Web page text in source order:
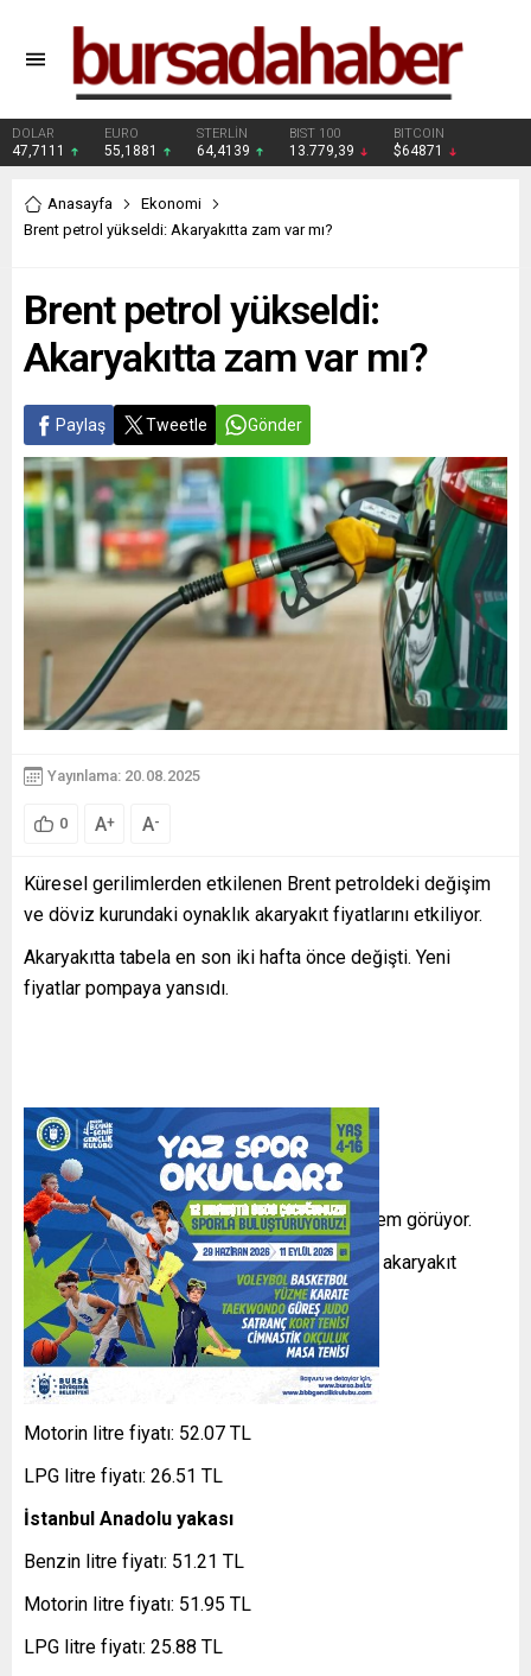
DOLAR
47,7111
EURO
55,1881
STERLİN
64,4139
BIST 100
13.779,39
BITCOIN
$64871
Anasayfa
Ekonomi
Brent petrol yükseldi: Akaryakıtta zam var mı?
Brent petrol yükseldi:
Akaryakıtta zam var mı?
Paylaş Tweetle Gönder
Yayınlama: 20.08.2025
0 A+ A-
Küresel gerilimlerden etkilenen Brent petroldeki değişim
ve döviz kurundaki oynaklık akaryakıt fiyatlarını etkiliyor.
Akaryakıtta tabela en son iki hafta önce değişti. Yeni
fiyatlar pompaya yansıdı.
Brent petrolün varil fiyatı 65,97 dolardan işlem görüyor.
İşte 20 Ağustos 2025 Çarşamba gününe ait akaryakıt
tabelası şu şekilde:
İstanbul Avrupa yakası
Benzin litre fiyatı: 51.36 TL
Motorin litre fiyatı: 52.07 TL
LPG litre fiyatı: 26.51 TL
İstanbul Anadolu yakası
Benzin litre fiyatı: 51.21 TL
Motorin litre fiyatı: 51.95 TL
LPG litre fiyatı: 25.88 TL